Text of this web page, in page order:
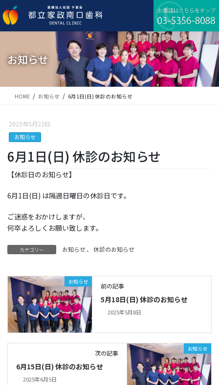
ン
テ
ビ
ゲ
移
お知らせ
HOME お知らせ 6月1日(日) 休診のお知らせ
2025年5月22日
お知らせ
6月1日(日) 休診のお知らせ
【休診日のお知らせ】
6月1日(日) は隔週日曜日の休診日です。
ご迷惑をおかけしますが、
何卒よろしくお願い致します。
カテゴリー お知らせ、 休診のお知らせ
お知らせ
前の記事
5月18日(日) 休診のお知らせ
2025年5月8日
お知らせ
次の記事
6月15日(日) 休診のお知らせ
2025年6月5日